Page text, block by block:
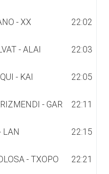
- XX 22:02
- ALAI 22:03
- KAI 22:05
- GAR 22:11
LAN 22:15
- TXOPO 22:21